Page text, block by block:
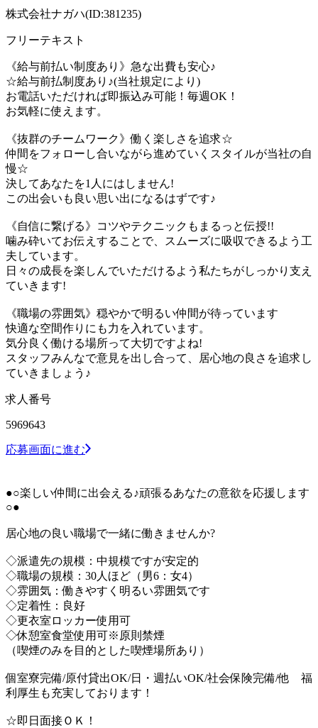
株式会社ナガハ(ID:381235)
フリーテキスト
《給与前払い制度あり》急な出費も安心♪
☆給与前払制度あり♪(当社規定により)
お電話いただければ即振込み可能！毎週OK！
お気軽に使えます。
《抜群のチームワーク》働く楽しさを追求☆
仲間をフォローし合いながら進めていくスタイルが当社の自
慢☆
決してあなたを1人にはしません!
この出会いも良い思い出になるはずです♪
《自信に繋げる》コツやテクニックもまるっと伝授!!
噛み砕いてお伝えすることで、スムーズに吸収できるよう工
夫しています。
日々の成長を楽しんでいただけるよう私たちがしっかり支え
ていきます!
《職場の雰囲気》穏やかで明るい仲間が待っています
快適な空間作りにも力を入れています。
気分良く働ける場所って大切ですよね!
スタッフみんなで意見を出し合って、居心地の良さを追求し
ていきましょう♪
求人番号
5969643
応募画面に進む
●○楽しい仲間に出会える♪頑張るあなたの意欲を応援します
○●
居心地の良い職場で一緒に働きませんか?
◇派遣先の規模：中規模ですが安定的
◇職場の規模：30人ほど（男6：女4）
◇雰囲気：働きやすく明るい雰囲気です
◇定着性：良好
◇更衣室ロッカー使用可
◇休憩室食堂使用可※原則禁煙
（喫煙のみを目的とした喫煙場所あり）
個室寮完備/原付貸出OK/日・週払いOK/社会保険完備/他 福
利厚生も充実しております！
☆即日面接ＯＫ！